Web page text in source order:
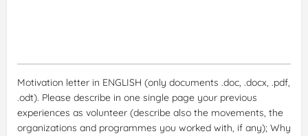
Motivation letter in ENGLISH (only documents .doc, .docx, .pdf,
.odt). Please describe in one single page your previous
experiences as volunteer (describe also the movements, the
organizations and programmes you worked with, if any); Why